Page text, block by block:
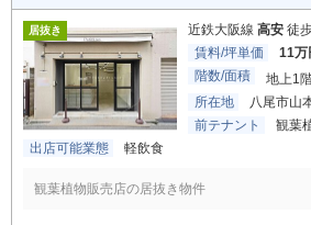
居抜き 近鉄大阪線 高安 徒
賃料/坪単価
11万
階数/面積
地上1
所在地
八尾市山
前テナント
観葉
出店可能業態
軽飲食
観葉植物販売店の居抜き物件